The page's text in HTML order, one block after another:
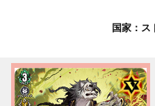
国家：ス